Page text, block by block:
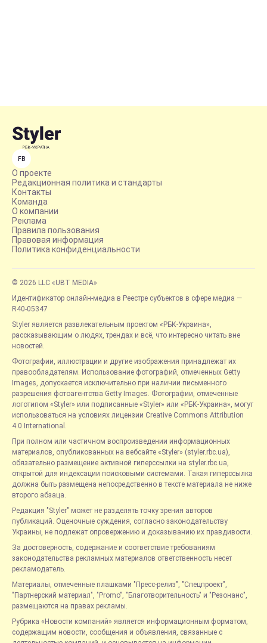
FB
О проекте
Редакционная политика и стандарты
Контакты
Команда
О компании
Реклама
Правила пользования
Правовая информация
Политика конфиденциальности
© 2026 LLC «UBT MEDIA»
Идентификатор онлайн-медиа в Реестре субъектов в сфере медиа —
R40-05347
Styler является развлекательным проектом «РБК-Украина»,
рассказывающим о людях, трендах и всё, что интересно читать вне
новостей.
Фотографии, иллюстрации и другие изображения принадлежат их
правообладателям. Использование фотографий, отмеченных Getty
Images, допускается исключительно при наличии письменного
разрешения фотоагентства Getty Images. Фотографии, отмеченные
логотипом «Styler» или подписанные «Styler» или «РБК-Украина», могут
использоваться на условиях лицензии Creative Commons Attribution
4.0 International.
При полном или частичном воспроизведении информационных
материалов, опубликованных на вебсайте «Styler» (styler.rbc.ua),
обязательно размещение активной гиперссылки на styler.rbc.ua,
открытой для индексации поисковыми системами. Такая гиперссылка
должна быть размещена непосредственно в тексте материала не ниже
второго абзаца.
Редакция "Styler" может не разделять точку зрения авторов
публикаций. Оценочные суждения, согласно законодательству
Украины, не подлежат опровержению и доказыванию их правдивости.
За достоверность, содержание и соответствие требованиям
законодательства рекламных материалов ответственность несет
рекламодатель.
Материалы, отмеченные плашками "Пресс-релиз", "Спецпроект",
"Партнерский материал", "Promo", "Благотворительность" и "Резонанс",
размещаются на правах рекламы.
Рубрика «Новости компаний» является информационным форматом,
содержащим новости, сообщения и объявления, связанные с